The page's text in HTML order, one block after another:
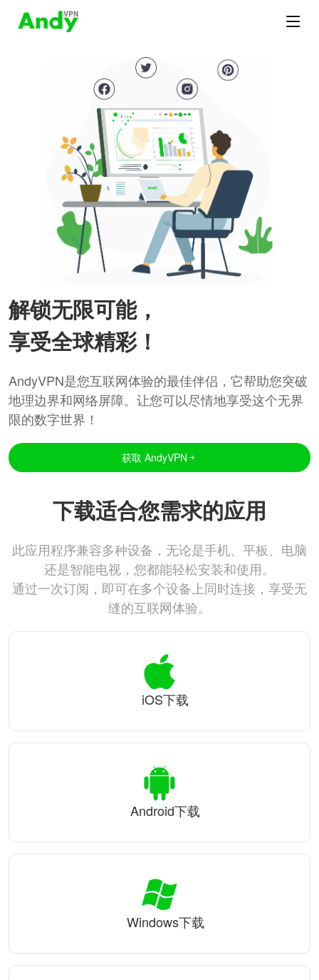
解锁无限可能，
享受全球精彩！
AndyVPN是您互联网体验的最佳伴侣，它帮助您突破
地理边界和网络屏障。让您可以尽情地享受这个无界
限的数字世界！
获取 AndyVPN
下载适合您需求的应用
此应用程序兼容多种设备，无论是手机、平板、电脑
还是智能电视，您都能轻松安装和使用。
通过一次订阅，即可在多个设备上同时连接，享受无
缝的互联网体验。
iOS下载
Android下载
Windows下载